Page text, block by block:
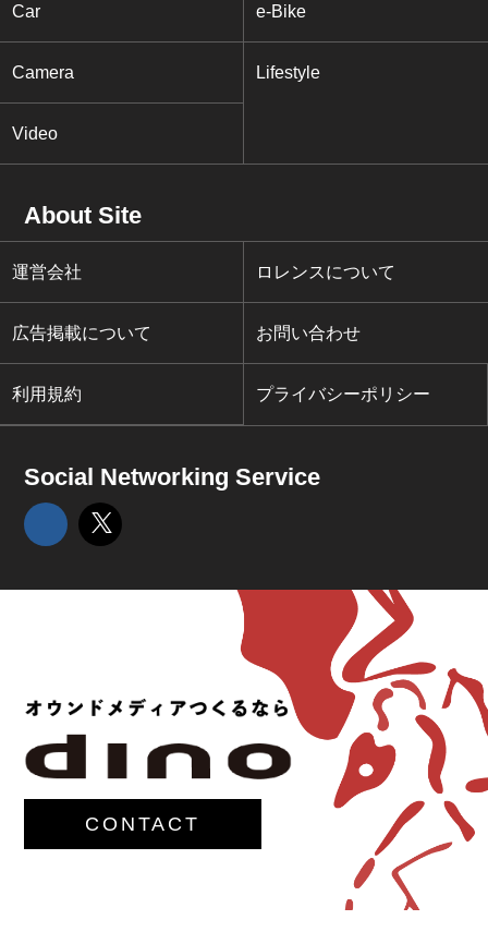
Car e-Bike
Camera Lifestyle
Video
About Site
運営会社 ロレンスについて
広告掲載について お問い合わせ
利用規約 プライバシーポリシー
Social Networking Service
CONTACT